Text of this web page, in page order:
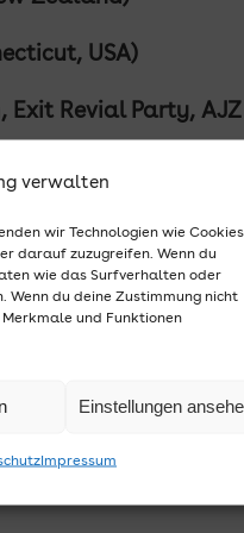
verwalten
wir Technologien wie
darauf zuzugreifen. Wenn du
wie das Surfverhalten oder
Wenn du deine Zustimmung nicht
und Funktionen
Einstellungen
Impressum
USA)
Exit Revial Party, AJZ
Neuseeland)
Connecticut,